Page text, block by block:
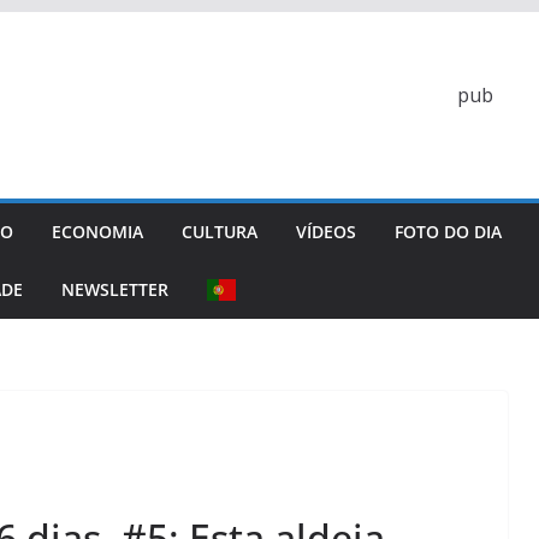
pub
ECONOMIA CULTURA VÍDEOS FOTO DO DIA
NEWSLETTER